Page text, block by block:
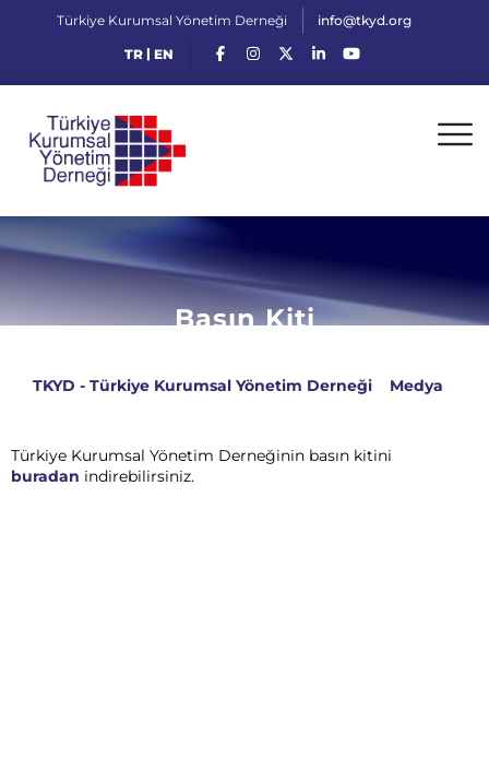
Türkiye Kurumsal Yönetim Derneği info@tkyd.org
TR| EN
Basın Kiti
TKYD - Türkiye Kurumsal Yönetim Derneği Medya
Türkiye Kurumsal Yönetim Derneğinin basın kitini
buradan indirebilirsiniz.